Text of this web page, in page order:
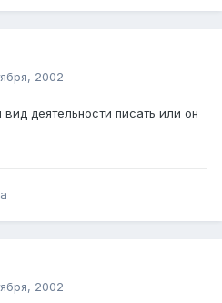
2002
деятельности писать или он
2002